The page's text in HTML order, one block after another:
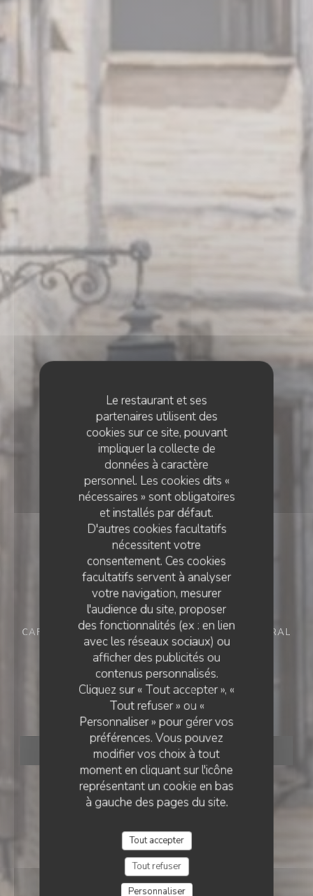
Le restaurant et ses
partenaires utilisent des
cookies sur ce site, pouvant
impliquer la collecte de
données à caractère
personnel. Les cookies dits «
nécessaires » sont obligatoires
et installés par défaut.
D'autres cookies facultatifs
nécessitent votre
consentement. Ces cookies
facultatifs servent à analyser
votre navigation, mesurer
l'audience du site, proposer
des fonctionnalités (ex : en lien
avec les réseaux sociaux) ou
afficher des publicités ou
contenus personnalisés.
Cliquez sur « Tout accepter », «
Tout refuser » ou «
Personnaliser » pour gérer vos
préférences. Vous pouvez
modifier vos choix à tout
moment en cliquant sur l'icône
représentant un cookie en bas
à gauche des pages du site.
Tout accepter
Tout refuser
Personnaliser
CAFÉ RESTAURANT• CASTELNAU-DE-MONTMIRAL
L'AUBERGE DES
ARCADES
RÉSERVER
L'AUBERGE DES ARCADES